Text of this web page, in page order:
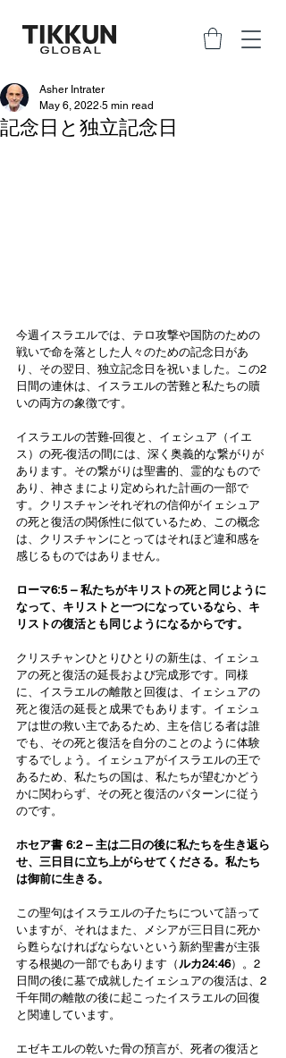
記念日と独立記念日
Asher Intrater
May 6, 2022 5 min read
今週イスラエルでは、テロ攻撃や国防のための
戦いで命を落とした人々のための記念日があ
り、その翌日、独立記念日を祝いました。この2
日間の連休は、イスラエルの苦難と私たちの贖
いの両方の象徴です。
イスラエルの苦難-回復と、イェシュア（イエ
ス）の死-復活の間には、深く奥義的な繋がりが
あります。その繋がりは聖書的、霊的なもので
あり、神さまにより定められた計画の一部で
す。クリスチャンそれぞれの信仰がイェシュア
の死と復活の関係性に似ているため、この概念
は、クリスチャンにとってはそれほど違和感を
感じるものではありません。
ローマ6:5 – 私たちがキリストの死と同じように
なって、キリストと一つになっているなら、キ
リストの復活とも同じようになるからです。
クリスチャンひとりひとりの新生は、イェシュ
アの死と復活の延長および完成形です。同様
に、イスラエルの離散と回復は、イェシュアの
死と復活の延長と成果でもあります。イェシュ
アは世の救い主であるため、主を信じる者は誰
でも、その死と復活を自分のことのように体験
するでしょう。イェシュアがイスラエルの王で
あるため、私たちの国は、私たちが望むかどう
かに関わらず、その死と復活のパターンに従う
のです。
ホセア書 6:2 – 主は二日の後に私たちを生き返ら
せ、三日目に立ち上がらせてくださる。私たち
は御前に生きる。
この聖句はイスラエルの子たちについて語って
いますが、それはまた、メシアが三日目に死か
ら甦らなければならないという新約聖書が主張
する根拠の一部でもあります（ルカ24:46）。2
日間の後に墓で成就したイェシュアの復活は、2
千年間の離散の後に起こったイスラエルの回復
と関連しています。
エゼキエルの乾いた骨の預言が、死者の復活と